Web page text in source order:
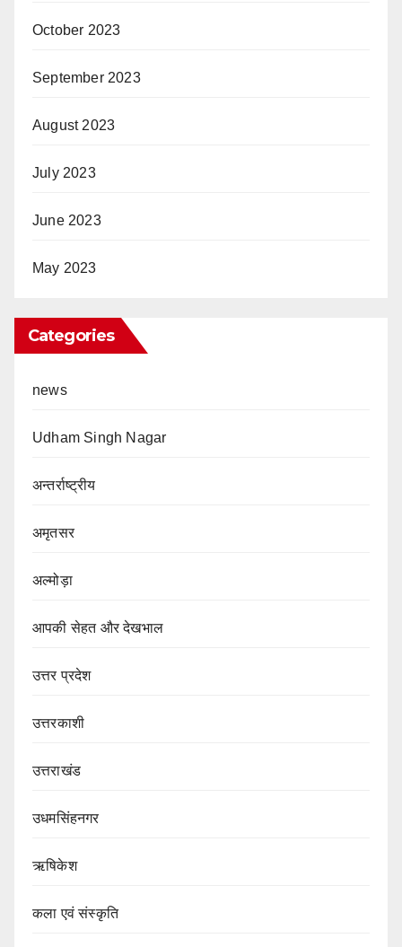
October 2023
September 2023
August 2023
July 2023
June 2023
May 2023
Categories
news
Udham Singh Nagar
अन्तर्राष्ट्रीय
अमृतसर
अल्मोड़ा
आपकी सेहत और देखभाल
उत्तर प्रदेश
उत्तरकाशी
उत्तराखंड
उधमसिंहनगर
ऋषिकेश
कला एवं संस्कृति